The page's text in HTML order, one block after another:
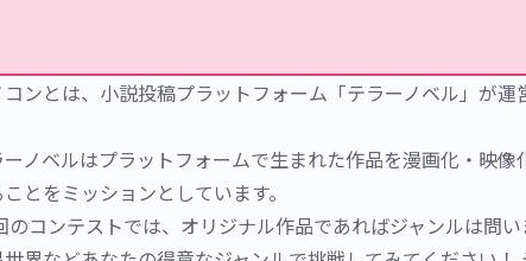
コンとは、小説投稿プラットフォーム「テラーノベル」が
ーノベルはプラットフォームで生まれた作品を漫画化・映
とをミッションとしています。
のコンテストでは、 オリジナル作品であればジャンルは問